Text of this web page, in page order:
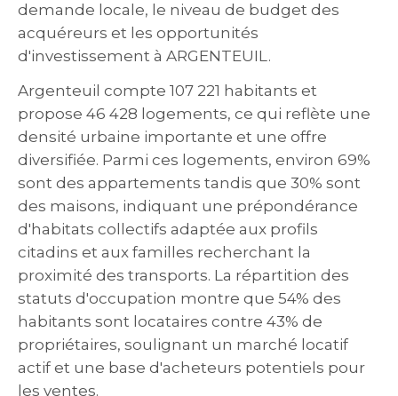
demande locale, le niveau de budget des
acquéreurs et les opportunités
d'investissement à ARGENTEUIL.
Argenteuil compte 107 221 habitants et
propose 46 428 logements, ce qui reflète une
densité urbaine importante et une offre
diversifiée. Parmi ces logements, environ 69%
sont des appartements tandis que 30% sont
des maisons, indiquant une prépondérance
d'habitats collectifs adaptée aux profils
citadins et aux familles recherchant la
proximité des transports. La répartition des
statuts d'occupation montre que 54% des
habitants sont locataires contre 43% de
propriétaires, soulignant un marché locatif
actif et une base d'acheteurs potentiels pour
les ventes.